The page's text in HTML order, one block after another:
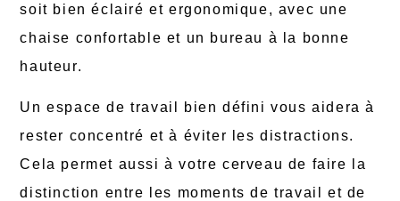
soit bien éclairé et ergonomique, avec une
chaise confortable et un bureau à la bonne
hauteur.
Un espace de travail bien défini vous aidera à
rester concentré et à éviter les distractions.
Cela permet aussi à votre cerveau de faire la
distinction entre les moments de travail et de